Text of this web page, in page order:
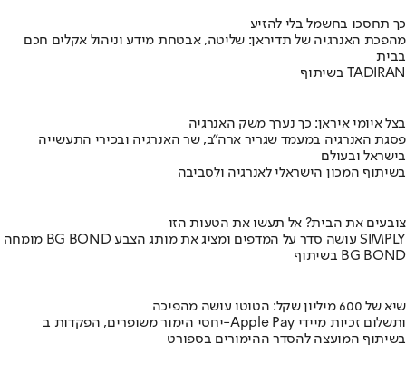
כך תחסכו בחשמל בלי להזיע
מהפכת האנרגיה של תדיראן: שליטה, אבטחת מידע וניהול אקלים חכם
בבית
בשיתוף TADIRAN
בצל איומי איראן: כך נערך משק האנרגיה
פסגת האנרגיה במעמד שגריר ארה"ב, שר האנרגיה ובכירי התעשייה
בישראל ובעולם
בשיתוף המכון הישראלי לאנרגיה ולסביבה
צובעים את הבית? אל תעשו את הטעות הזו
מומחה BG BOND עושה סדר על המדפים ומציג את מותג הצבע SIMPLY
בשיתוף BG BOND
שיא של 600 מיליון שקל: הטוטו עושה מהפיכה
יחסי הימור משופרים, הפקדות ב-Apple Pay ותשלום זכיות מיידי
בשיתוף המועצה להסדר ההימורים בספורט